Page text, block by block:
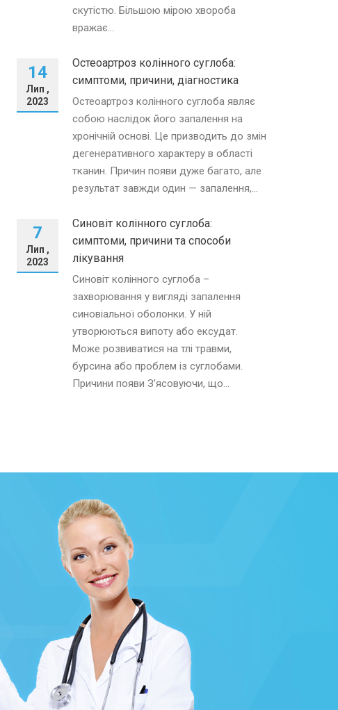
скутістю. Більшою мірою хвороба
вражає...
14
Лип ,
2023
Остеоартроз колінного суглоба:
симптоми, причини, діагностика
Остеоартроз колінного суглоба являє
собою наслідок його запалення на
хронічній основі. Це призводить до змін
дегенеративного характеру в області
тканин. Причин появи дуже багато, але
результат завжди один — запалення,...
7
Лип ,
2023
Синовіт колінного суглоба:
симптоми, причини та способи
лікування
Синовіт колінного суглоба –
захворювання у вигляді запалення
синовіальної оболонки. У ній
утворюються випоту або ексудат.
Може розвиватися на тлі травми,
бурсина або проблем із суглобами.
Причини появи З’ясовуючи, що...